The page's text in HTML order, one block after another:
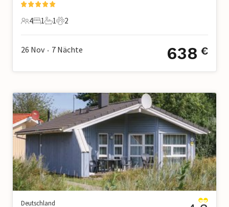
4 Gäste
4
1 Schlafzimmer
1
1 Badezimmer
1
2 Haustiere
2
26 Nov • 7 Nächte 638 €
Deutschland